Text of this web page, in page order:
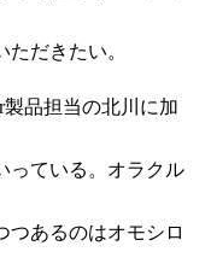
だきたい。
製品担当の北川に加
っている。オラクル
つあるのはオモシロ